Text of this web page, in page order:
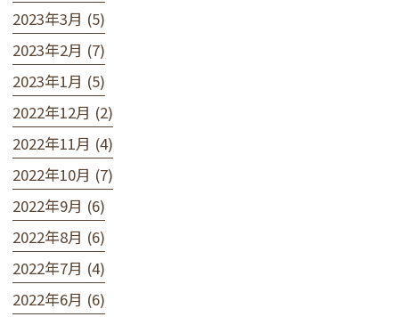
2023年3月 (5)
2023年2月 (7)
2023年1月 (5)
2022年12月 (2)
2022年11月 (4)
2022年10月 (7)
2022年9月 (6)
2022年8月 (6)
2022年7月 (4)
2022年6月 (6)